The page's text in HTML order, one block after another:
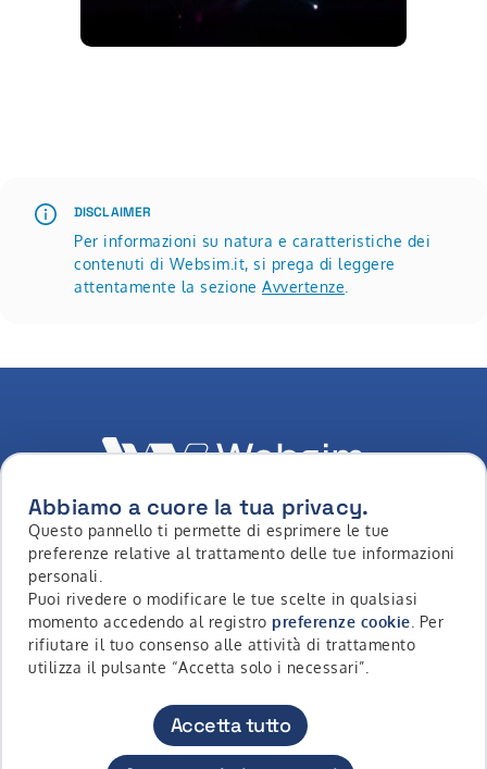
DISCLAIMER
Per informazioni su natura e caratteristiche dei
contenuti di Websim.it, si prega di leggere
attentamente la sezione Avvertenze
LinkedIn Youtube Whatsapp Facebook Instagram
Copyright © 2026 - Intermonte SIM S.p.a. All Rights
Reserved
Accessibilità Privacy Policy
Diritti RiservatiAvvertenze
Abbiamo a cuore la tua privacy.
Questo pannello ti permette di esprimere le tue
preferenze relative al trattamento delle tue informazioni
personali.
Puoi rivedere o modificare le tue scelte in qualsiasi
momento accedendo al registro preferenze cookie . Per
rifiutare il tuo consenso alle attività di trattamento
utilizza il pulsante “Accetta solo i necessari”.
Accetta tutto